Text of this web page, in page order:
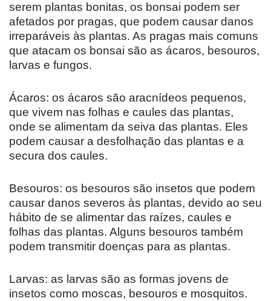
serem plantas bonitas, os bonsai podem ser
afetados por pragas, que podem causar danos
irreparáveis às plantas. As pragas mais comuns
que atacam os bonsai são as ácaros, besouros,
larvas e fungos.
Ácaros: os ácaros são aracnídeos pequenos,
que vivem nas folhas e caules das plantas,
onde se alimentam da seiva das plantas. Eles
podem causar a desfolhação das plantas e a
secura dos caules.
Besouros: os besouros são insetos que podem
causar danos severos às plantas, devido ao seu
hábito de se alimentar das raízes, caules e
folhas das plantas. Alguns besouros também
podem transmitir doenças para as plantas.
Larvas: as larvas são as formas jovens de
insetos como moscas, besouros e mosquitos.